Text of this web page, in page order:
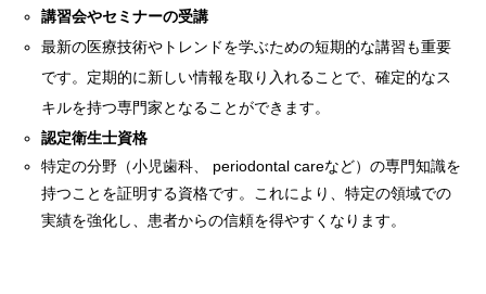
講習会やセミナーの受講
最新の医療技術やトレンドを学ぶための短期的な講習も重要
です。定期的に新しい情報を取り入れることで、確定的なス
キルを持つ専門家となることができます。
認定衛生士資格
特定の分野（小児歯科、 periodontal careなど）の専門知識を
持つことを証明する資格です。これにより、特定の領域での
実績を強化し、患者からの信頼を得やすくなります。